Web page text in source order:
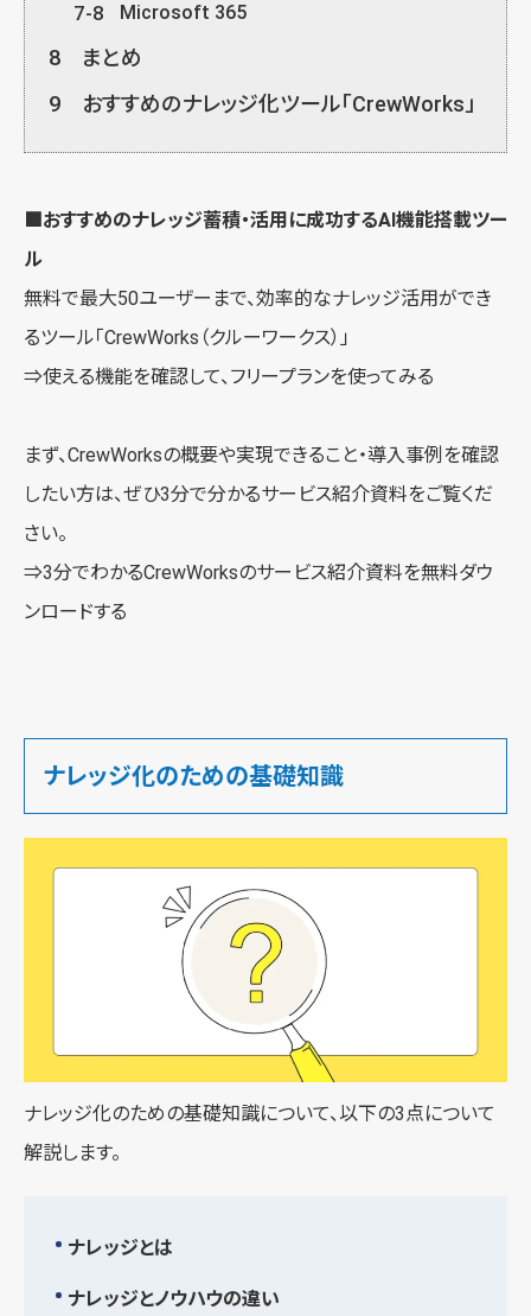
7-8 Microsoft 365
8 まとめ
9 おすすめのナレッジ化ツール「CrewWorks」
■おすすめのナレッジ蓄積・活用に成功するAI機能搭載ツー
ル
無料で最大50ユーザーまで、効率的なナレッジ活用ができ
るツール「CrewWorks（クルーワークス） 」
⇒使える機能を確認して、フリープランを使ってみる
まず、CrewWorksの概要や実現できること・導入事例を確認
したい方は、ぜひ3分で分かるサービス紹介資料をご覧くだ
さい。
⇒3分でわかるCrewWorksのサービス紹介資料を無料ダウ
ンロードする
ナレッジ化のための基礎知識
ナレッジ化のための基礎知識について、以下の3点について
解説します。
ナレッジとは
ナレッジとノウハウの違い